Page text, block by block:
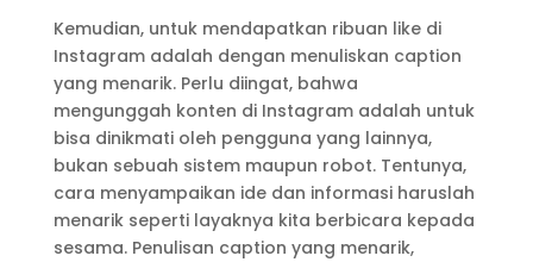
Kemudian, untuk mendapatkan ribuan like di
Instagram adalah dengan menuliskan caption
yang menarik. Perlu diingat, bahwa
mengunggah konten di Instagram adalah untuk
bisa dinikmati oleh pengguna yang lainnya,
bukan sebuah sistem maupun robot. Tentunya,
cara menyampaikan ide dan informasi haruslah
menarik seperti layaknya kita berbicara kepada
sesama. Penulisan caption yang menarik,